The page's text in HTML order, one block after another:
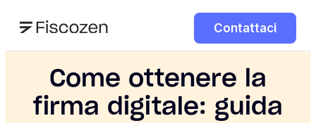
Contattaci
Come ottenere la
firma digitale: guida